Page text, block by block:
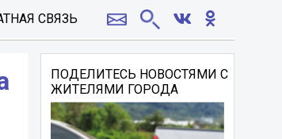
СВЯЗЬ
ПОДЕЛИТЕСЬ НОВОСТЯМИ С
ЖИТЕЛЯМИ ГОРОДА